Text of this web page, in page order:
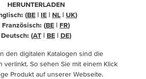
HERUNTERLADEN
(BE | IE | NL | UK)
Französisch: (BE | FR)
Deutsch: (AT| BE| DE)
den digitalen Katalogen sind die
verlinkt. So sehen Sie mit einem Klick
Produkt auf unserer Webseite.